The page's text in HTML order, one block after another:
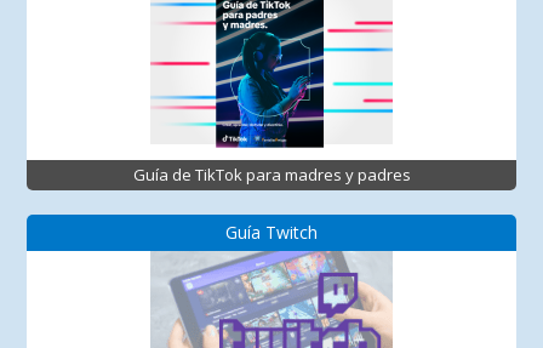
Guía de TikTok para madres y padres
Guía Twitch